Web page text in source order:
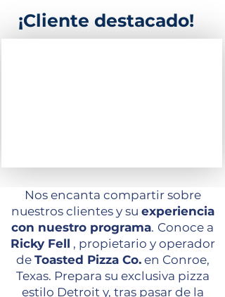
¡Cliente destacado!
Nos encanta compartir sobre
nuestros clientes y su experiencia
con nuestro programa. Conoce a
Ricky Fell , propietario y operador
de Toasted Pizza Co.en Conroe,
Texas. Prepara su exclusiva pizza
estilo Detroit y, tras pasar de la